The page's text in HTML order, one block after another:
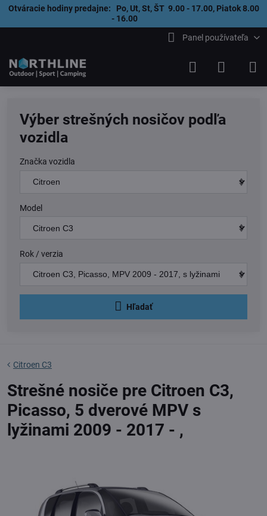
Otváracie hodiny predajne: Po, Ut, St, ŠT 9.00 - 17.00, Piatok 8.00
- 16.00
Panel používateľa
Výber strešných nosičov podľa
vozidla
Značka vozidla
Model
Rok / verzia
Hľadať
Citroen C3
Strešné nosiče pre Citroen C3,
Picasso, 5 dverové MPV s
lyžinami 2009 - 2017 - ,